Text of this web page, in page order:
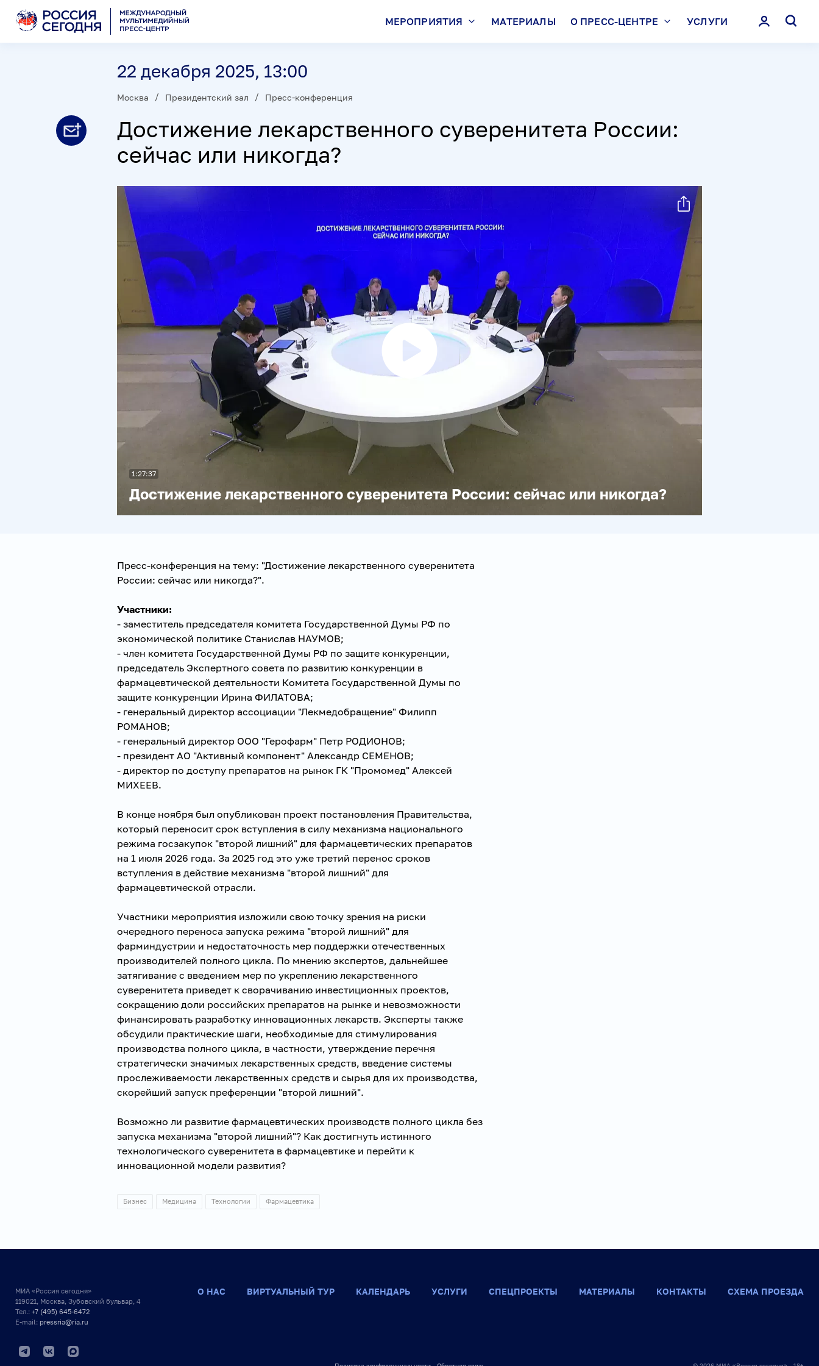
МЕРОПРИЯТИЯ МАТЕРИАЛЫ О ПРЕСС-ЦЕНТРЕ УСЛУГИ
22 декабря 2025, 13:00
Москва Президентский зал Пресс-конференция
Достижение лекарственного суверенитета России:
сейчас или никогда?
Достижение лекарственного суверенитета России: сейчас или никогда?
1:27:37
Пресс-конференция на тему: "Достижение лекарственного суверенитета
России: сейчас или никогда?".
Участники:
- заместитель председателя комитета Государственной Думы РФ по
экономической политике Станислав НАУМОВ;
- член комитета Государственной Думы РФ по защите конкуренции,
председатель Экспертного совета по развитию конкуренции в
фармацевтической деятельности Комитета Государственной Думы по
защите конкуренции Ирина ФИЛАТОВА;
- генеральный директор ассоциации "Лекмедобращение" Филипп
РОМАНОВ;
- генеральный директор ООО "Герофарм" Петр РОДИОНОВ;
- президент АО "Активный компонент" Александр СЕМЕНОВ;
- директор по доступу препаратов на рынок ГК "Промомед" Алексей
МИХЕЕВ.
В конце ноября был опубликован проект постановления Правительства,
который переносит срок вступления в силу механизма национального
режима госзакупок "второй лишний" для фармацевтических препаратов
на 1 июля 2026 года. За 2025 год это уже третий перенос сроков
вступления в действие механизма "второй лишний" для
фармацевтической отрасли.
Участники мероприятия изложили свою точку зрения на риски
очередного переноса запуска режима "второй лишний" для
фарминдустрии и недостаточность мер поддержки отечественных
производителей полного цикла. По мнению экспертов, дальнейшее
затягивание с введением мер по укреплению лекарственного
суверенитета приведет к сворачиванию инвестиционных проектов,
сокращению доли российских препаратов на рынке и невозможности
финансировать разработку инновационных лекарств. Эксперты также
обсудили практические шаги, необходимые для стимулирования
производства полного цикла, в частности, утверждение перечня
стратегически значимых лекарственных средств, введение системы
прослеживаемости лекарственных средств и сырья для их производства,
скорейший запуск преференции "второй лишний".
Возможно ли развитие фармацевтических производств полного цикла без
запуска механизма "второй лишний"? Как достигнуть истинного
технологического суверенитета в фармацевтике и перейти к
инновационной модели развития?
Бизнес Медицина Технологии Фармацевтика
О НАС ВИРТУАЛЬНЫЙ ТУР КАЛЕНДАРЬ УСЛУГИ СПЕЦПРОЕКТЫ МАТЕРИАЛЫ КОНТАКТЫ СХЕМА ПРОЕЗДА
МИА «Россия сегодня»
119021, Москва, Зубовский бульвар, 4
Тел.: +7 (495) 645-6472
E-mail: pressria@ria.ru